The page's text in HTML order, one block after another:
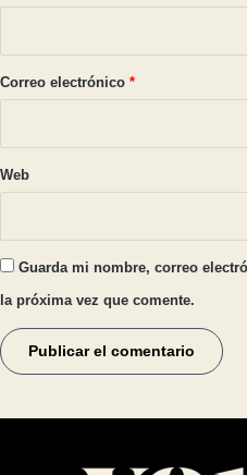
*
Correo electrónico *
Web
Guarda mi nombre, correo
la próxima vez que comente.